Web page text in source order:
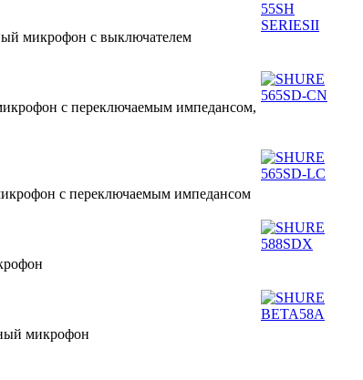
микрофон с выключателем
с переключаемым импедансом,
с переключаемым импедансом
микрофон